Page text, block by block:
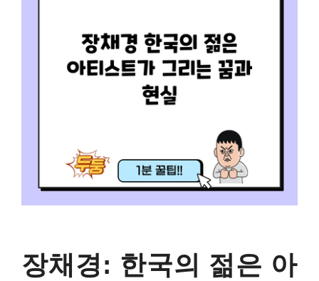
장채경: 한국의 젊은 아